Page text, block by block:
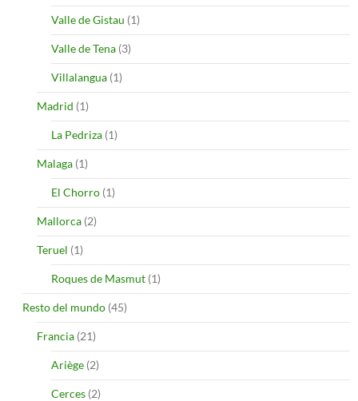
Valle de Gistau (1)
Valle de Tena (3)
Villalangua (1)
Madrid (1)
La Pedriza (1)
Malaga (1)
El Chorro (1)
Mallorca (2)
Teruel (1)
Roques de Masmut (1)
Resto del mundo (45)
Francia (21)
Ariège (2)
Cerces (2)